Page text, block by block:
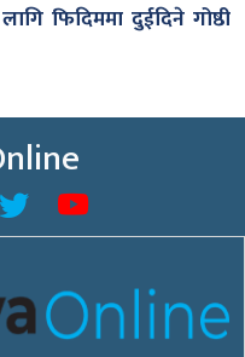
फिदिममा दुईदिने गोष्ठी